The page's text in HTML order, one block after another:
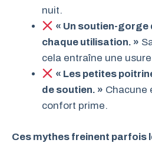
nuit.
« Un soutien-
chaque utilisation. »
cela entraîne une
« Les petites
de soutien. » Chacune
confort prime.
Ces mythes freinent parfois